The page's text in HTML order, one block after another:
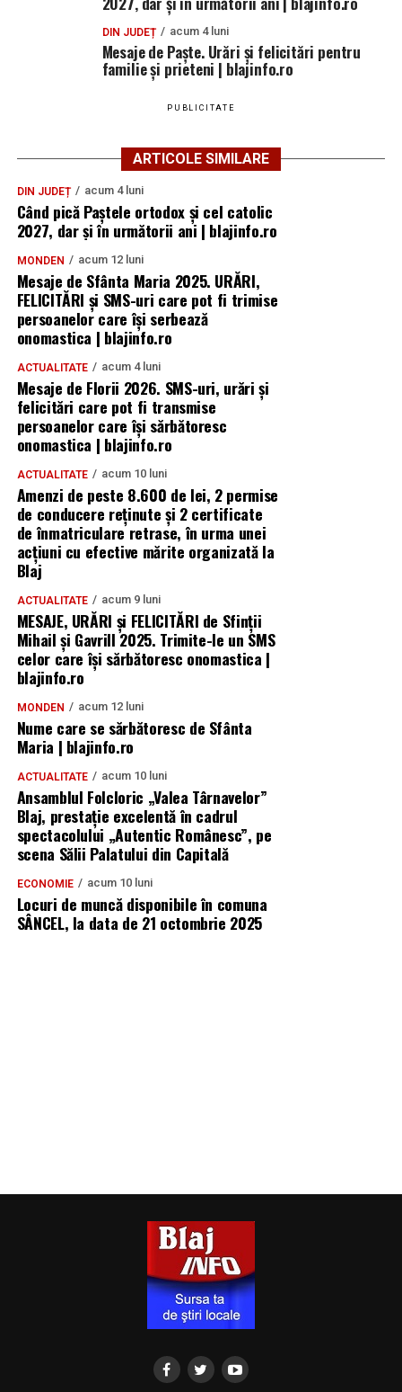
DIN JUDEȚ acum 4 luni
Mesaje de Paște. Urări și felicitări pentru
familie și prieteni | blajinfo.ro
PUBLICITATE
ARTICOLE SIMILARE
DIN JUDEȚ acum 4 luni
Când pică Paștele ortodox și cel catolic
2027, dar și în următorii ani | blajinfo.ro
MONDEN acum 12 luni
Mesaje de Sfânta Maria 2025. URĂRI,
FELICITĂRI și SMS-uri care pot fi trimise
persoanelor care își serbează
onomastica | blajinfo.ro
ACTUALITATE acum 4 luni
Mesaje de Florii 2026. SMS-uri, urări și
felicitări care pot fi transmise
persoanelor care îşi sărbătoresc
onomastica | blajinfo.ro
ACTUALITATE acum 10 luni
Amenzi de peste 8.600 de lei, 2 permise
de conducere reținute și 2 certificate
de înmatriculare retrase, în urma unei
acțiuni cu efective mărite organizată la
Blaj
ACTUALITATE acum 9 luni
MESAJE, URĂRI și FELICITĂRI de Sfinții
Mihail și Gavrill 2025. Trimite-le un SMS
celor care își sărbătoresc onomastica |
blajinfo.ro
MONDEN acum 12 luni
Nume care se sărbătoresc de Sfânta
Maria | blajinfo.ro
ACTUALITATE acum 10 luni
Ansamblul Folcloric „Valea Târnavelor”
Blaj, prestație excelentă în cadrul
spectacolului „Autentic Românesc”, pe
scena Sălii Palatului din Capitală
ECONOMIE acum 10 luni
Locuri de muncă disponibile în comuna
SÂNCEL, la data de 21 octombrie 2025